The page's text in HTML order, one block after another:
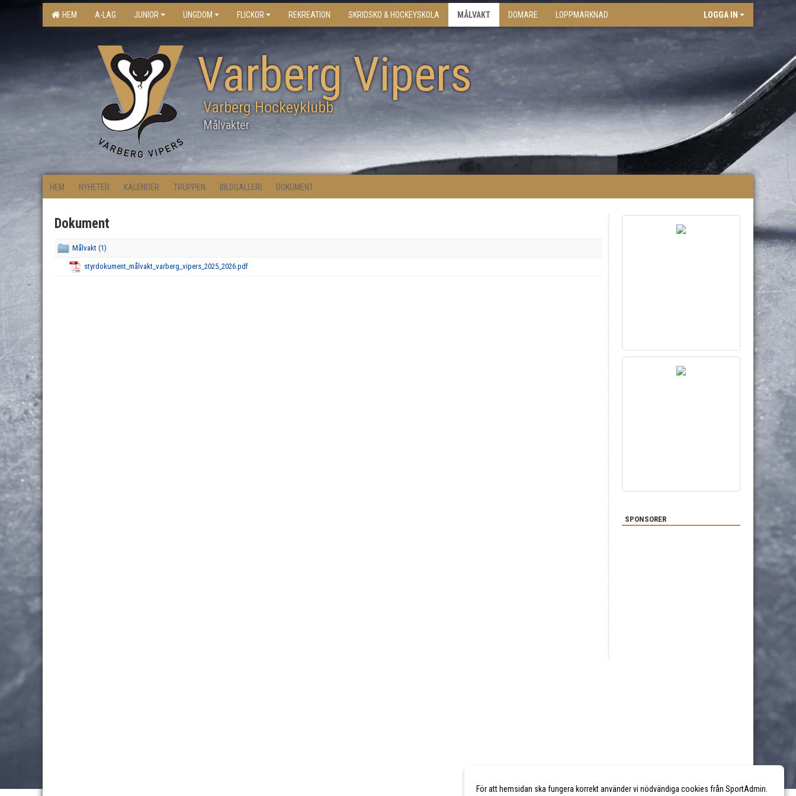
HEM A-LAG JUNIOR UNGDOM FLICKOR REKREATION SKRIDSKO & HOCKEYSKOLA MÅLVAKT DOMARE LOPPMARKNAD LOGGA IN
Varberg Vipers
Varberg Hockeyklubb
Målvakter
HEM NYHETER KALENDER TRUPPEN BILDGALLERI DOKUMENT
Dokument
Målvakt (1)
styrdokument_målvakt_varberg_vipers_2025_2026.pdf
SPONSORER
För att hemsidan ska fungera korrekt använder vi nödvändiga cookies från SportAdmin.